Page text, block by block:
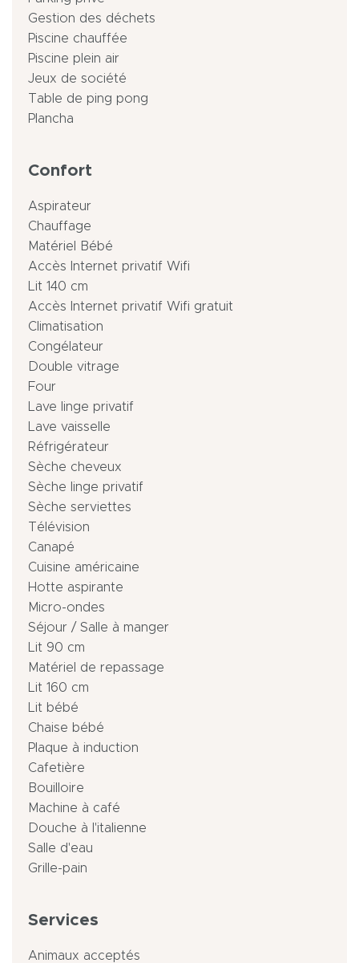
Gestion des déchets
Piscine chauffée
Piscine plein air
Jeux de société
Table de ping pong
Plancha
Confort
Aspirateur
Chauffage
Matériel Bébé
Accès Internet privatif Wifi
Lit 140 cm
Accès Internet privatif Wifi gratuit
Climatisation
Congélateur
Double vitrage
Four
Lave linge privatif
Lave vaisselle
Réfrigérateur
Sèche cheveux
Sèche linge privatif
Sèche serviettes
Télévision
Canapé
Cuisine américaine
Hotte aspirante
Micro-ondes
Séjour / Salle à manger
Lit 90 cm
Matériel de repassage
Lit 160 cm
Lit bébé
Chaise bébé
Plaque à induction
Cafetière
Bouilloire
Machine à café
Douche à l'italienne
Salle d'eau
Grille-pain
Services
Animaux acceptés